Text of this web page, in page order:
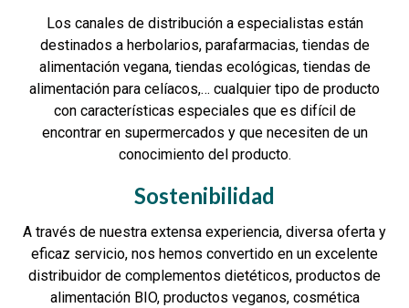
Los canales de distribución a especialistas están
destinados a herbolarios, parafarmacias, tiendas de
alimentación vegana, tiendas ecológicas, tiendas de
alimentación para celíacos,… cualquier tipo de producto
con características especiales que es difícil de
encontrar en supermercados y que necesiten de un
conocimiento del producto.
Sostenibilidad
A través de nuestra extensa experiencia, diversa oferta y
eficaz servicio, nos hemos convertido en un excelente
distribuidor de complementos dietéticos, productos de
alimentación BIO, productos veganos, cosmética